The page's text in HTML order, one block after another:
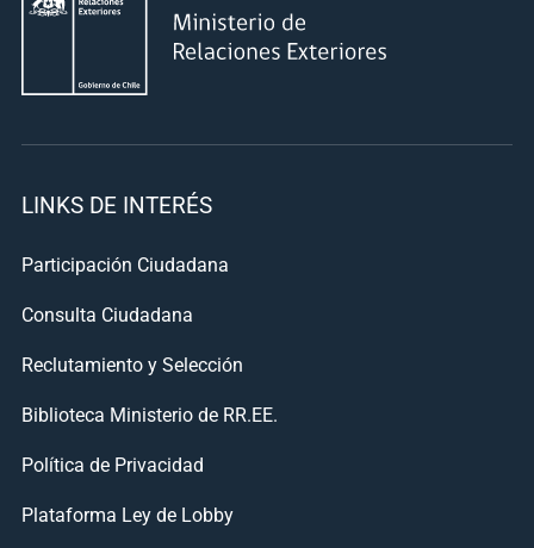
LINKS DE INTERÉS
Participación Ciudadana
Consulta Ciudadana
Reclutamiento y Selección
Biblioteca Ministerio de RR.EE.
Política de Privacidad
Plataforma Ley de Lobby